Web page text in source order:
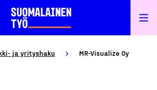
ja yrityshaku MR-Visualize Oy